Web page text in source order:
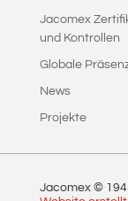
Jacomex
und Kontrollen
Globale
News
Projekte
Jacomex ©